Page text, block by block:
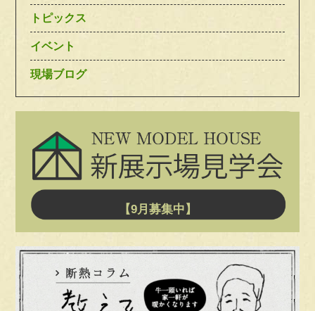
トピックス
イベント
現場ブログ
【9月募集中】